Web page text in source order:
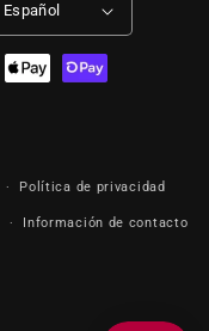
Español
Política de privacidad
Información de contacto